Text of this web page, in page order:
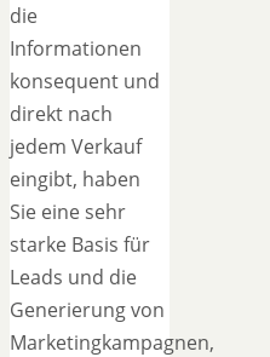
die
Informationen
konsequent und
direkt nach
jedem Verkauf
eingibt, haben
Sie eine sehr
starke Basis für
Leads und die
Generierung von
Marketingkampagnen,